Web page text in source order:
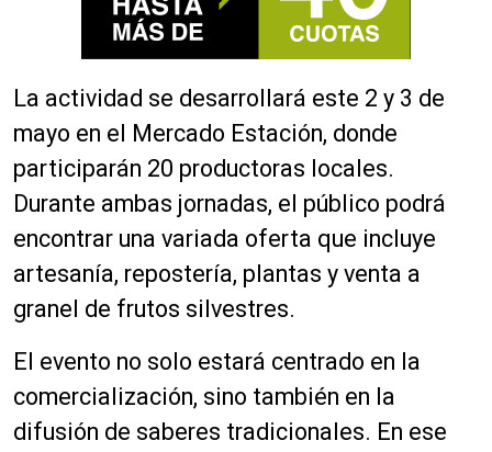
La actividad se desarrollará este 2 y 3 de
mayo en el Mercado Estación, donde
participarán 20 productoras locales.
Durante ambas jornadas, el público podrá
encontrar una variada oferta que incluye
artesanía, repostería, plantas y venta a
granel de frutos silvestres.
El evento no solo estará centrado en la
comercialización, sino también en la
difusión de saberes tradicionales. En ese